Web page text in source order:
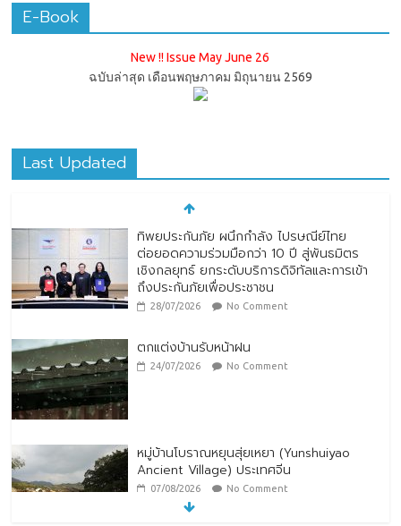
E-Book
New !! Issue May June 26
ฉบับล่าสุด เดือนพฤษภาคม มิถุนายน 2569
Last Updated
ทิพยประกันภัย ผนึกกำลัง ไปรษณีย์ไทย
ต่อยอดความร่วมมือกว่า 10 ปี สู่พันธมิตร
เชิงกลยุทธ์ ยกระดับบริการดิจิทัลและการเข้า
ถึงประกันภัยเพื่อประชาชน
28/07/2026 No Comment
ตกแต่งบ้านรับหน้าฝน
24/07/2026 No Comment
หมู่บ้านโบราณหยุนสุ่ยเหยา (Yunshuiyao
Ancient Village) ประเทศจีน
07/08/2026 No Comment